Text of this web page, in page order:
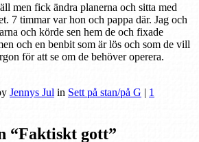
men fick ändra planerna och sitta med
7 timmar var hon och pappa där. Jag och
och körde sen hem de och fixade
och en benbit som är lös och som de vill
för att se om de behöver operera.
Jennys Jul in Sett på stan/på G | 1
“Faktiskt gott”